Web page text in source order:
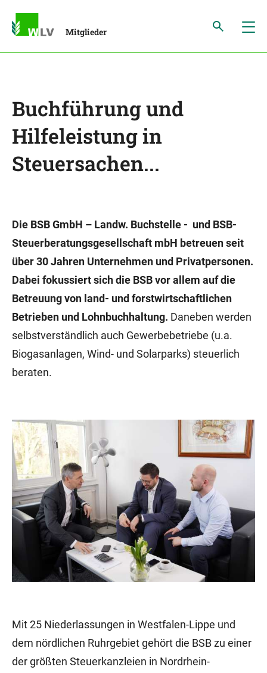
Mitglieder
Buchführung und
Hilfeleistung in
Steuersachen...
Die BSB GmbH – Landw. Buchstelle - und BSB-
Steuerberatungsgesellschaft mbH betreuen seit
über 30 Jahren Unternehmen und Privatpersonen.
Dabei fokussiert sich die BSB vor allem auf die
Betreuung von land- und forstwirtschaftlichen
Betrieben und Lohnbuchhaltung. Daneben werden
selbstverständlich auch Gewerbebetriebe (u.a.
Biogasanlagen, Wind- und Solarparks) steuerlich
beraten.
Mit 25 Niederlassungen in Westfalen-Lippe und
dem nördlichen Ruhrgebiet gehört die BSB zu einer
der größten Steuerkanzleien in Nordrhein-